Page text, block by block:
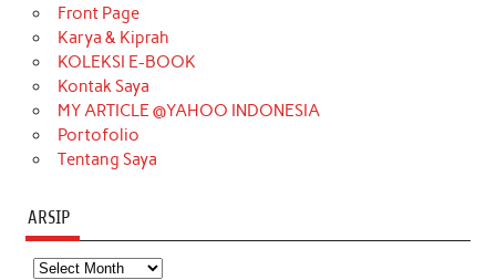
o
k
r
a
m
Front Page
Karya & Kiprah
KOLEKSI E-BOOK
Kontak Saya
MY ARTICLE @YAHOO INDONESIA
Portofolio
Tentang Saya
ARSIP
Arsip